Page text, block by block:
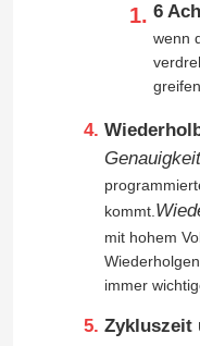
Roboter-Stellwerk
Roboter-
Roboter-Arm-
6
wenn
Genauigkeit
kommt.
mit hohem
immer
Zykluszeit